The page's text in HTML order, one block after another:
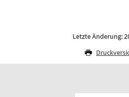
Letzte Änderung: